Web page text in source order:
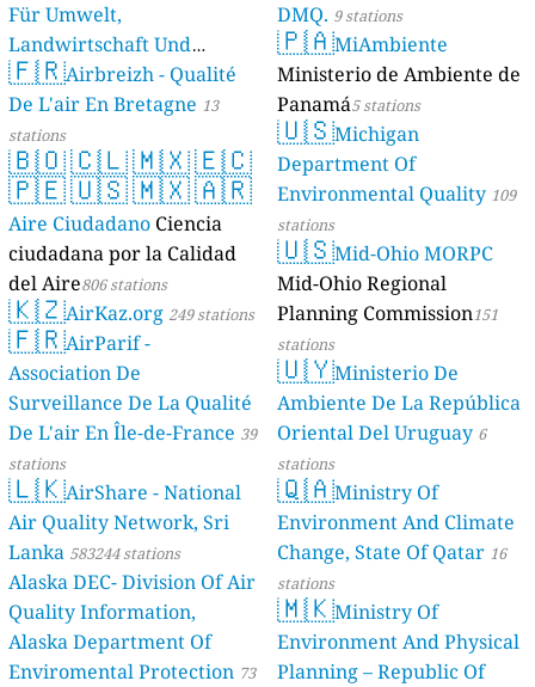
Für Umwelt,
Landwirtschaft Und
Geologie) 50 stations
🇫🇷Airbreizh - Qualité
De L'air En Bretagne 13
stations
🇧🇴🇨🇱🇲🇽🇪🇨
🇵🇪🇺🇸🇲🇽🇦🇷
Aire Ciudadano Ciencia
ciudadana por la Calidad
del Aire806 stations
🇰🇿AirKaz.org 249 stations
🇫🇷AirParif -
Association De
Surveillance De La Qualité
De L'air En Île-de-France 39
stations
🇱🇰AirShare - National
Air Quality Network, Sri
Lanka 583244 stations
Alaska DEC- Division Of Air
Quality Information,
Alaska Department Of
Enviromental Protection 73
DMQ. 9 stations
🇵🇦MiAmbiente
Ministerio de Ambiente de
Panamá5 stations
🇺🇸Michigan
Department Of
Environmental Quality 109
stations
🇺🇸Mid-Ohio MORPC
Mid-Ohio Regional
Planning Commission151
stations
🇺🇾Ministerio De
Ambiente De La República
Oriental Del Uruguay 6
stations
🇶🇦Ministry Of
Environment And Climate
Change, State Of Qatar 16
stations
🇲🇰Ministry Of
Environment And Physical
Planning – Republic Of